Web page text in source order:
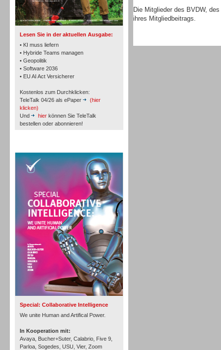
Lesen Sie in der aktuellen Ausgabe:
• KI muss liefern
• Hybride Teams managen
• Geopolitik
• Software 2036
• EU AI Act Versicherer
Kostenlos zum Durchklicken:
TeleTalk 04/26 als ePaper
(hier
klicken)
Und
hier können Sie TeleTalk
bestellen oder abonnieren!
Special: Collaborative Intelligence
We unite Human and Artifical Power.
In Kooperation mit:
Avaya, Bucher+Suter, Calabrio, Five 9,
Parloa, Sogedes, USU, Vier, Zoom
TK- und ACD-Systeme
Workforce-Management
Personal
Inbound
Die Mitglieder des BVDW,
ihres Mitgliedbeitrags.